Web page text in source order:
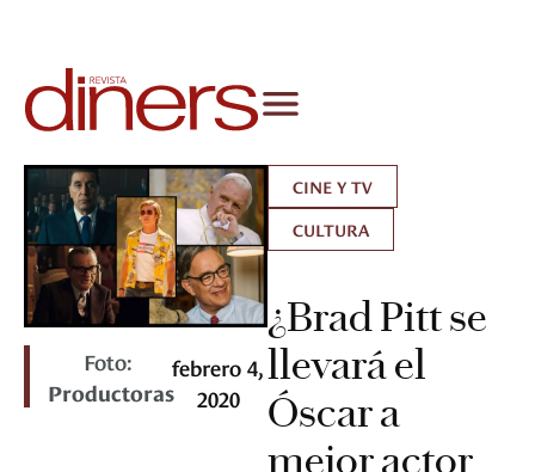
Foto:
Productoras
febrero 4,
2020
CINE Y TV
CULTURA
¿Brad Pitt se
llevará el
Óscar a
mejor actor